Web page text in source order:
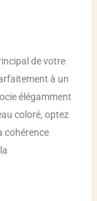
de votre
à un
élégamment
coloré, optez
cohérence